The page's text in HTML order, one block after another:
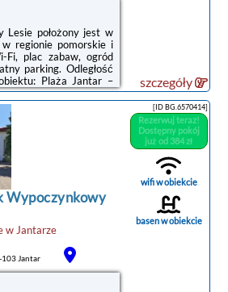
Lesie położony jest w
regionie pomorskie i
Fi, plac zabaw, ogród
parking. Odległość
Plaża Jantar –
jest taras, a w
warunki do
oraz jazdy na
ważnych miejsc od
Morskie – 40 km,
Bałtycka – 40 km.
Rębiechowo
hotelowa
10:00.W przypadku
szczegóły
Wypoczynkowy
w Jantarze
103 Jantar
[ID BG.6570414]
Rezerwuj teraz!
Dostępny pokój
już od 384 zł
wifi w obiekcie
basen w obiekcie